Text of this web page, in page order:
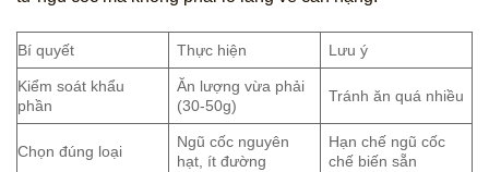
Bí quyết Thực hiện Lưu ý
Kiểm soát khẩu
phần
Ăn lượng vừa phải
(30-50g)
Tránh ăn quá nhiều
Chọn đúng loại
Ngũ cốc nguyên
hạt, ít đường
Hạn chế ngũ cốc
chế biến sẵn